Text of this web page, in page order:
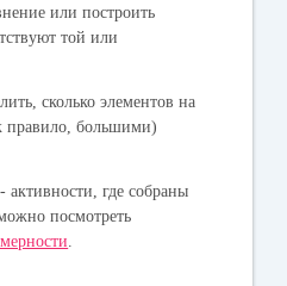
или построить
той или
сколько элементов на
правило, большими)
активности, где собраны
посмотреть
.